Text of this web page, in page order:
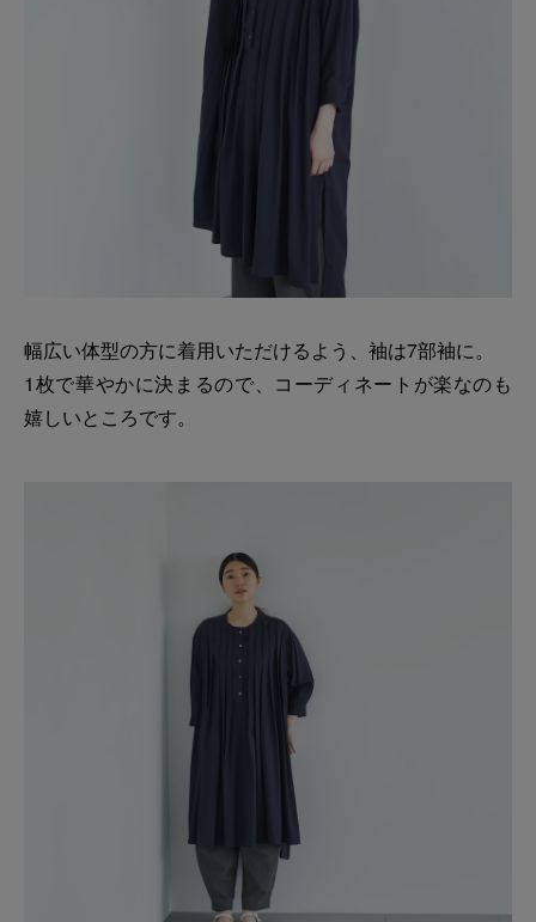
幅広い体型の方に着用いただけるよう、袖は7部袖に。
1枚で華やかに決まるので、コーディネートが楽なのも
嬉しいところです。